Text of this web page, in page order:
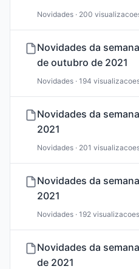
Novidades · 200
Novidades da
de outubro de 2021
Novidades · 194
Novidades da
2021
Novidades · 201
Novidades da
2021
Novidades · 192 visualizacoes
Novidades da
de 2021